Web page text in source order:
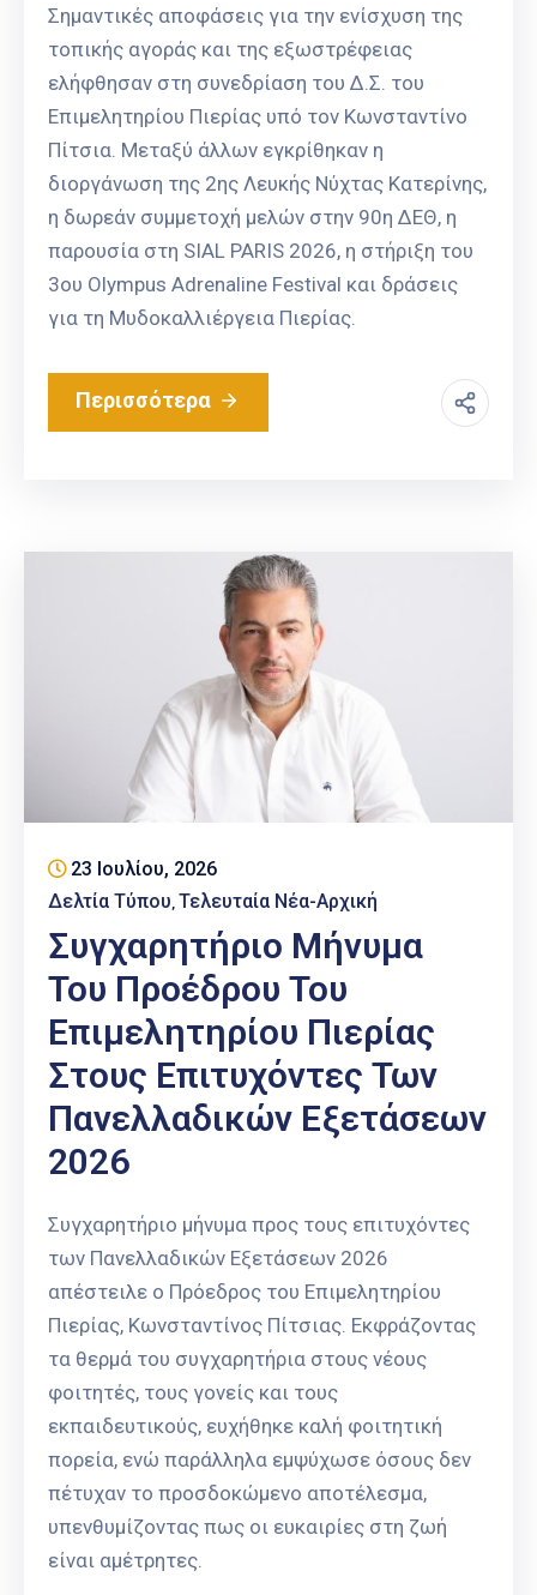
Σημαντικές αποφάσεις για την ενίσχυση της
τοπικής αγοράς και της εξωστρέφειας
ελήφθησαν στη συνεδρίαση του Δ.Σ. του
Επιμελητηρίου Πιερίας υπό τον Κωνσταντίνο
Πίτσια. Μεταξύ άλλων εγκρίθηκαν η
διοργάνωση της 2ης Λευκής Νύχτας Κατερίνης,
η δωρεάν συμμετοχή μελών στην 90η ΔΕΘ, η
παρουσία στη SIAL PARIS 2026, η στήριξη του
3ου Olympus Adrenaline Festival και δράσεις
για τη Μυδοκαλλιέργεια Πιερίας.
Περισσότερα
23 Ιουλίου, 2026
Δελτία Τύπου Τελευταία Νέα-Αρχική
Συγχαρητήριο Μήνυμα
Του Προέδρου Του
Επιμελητηρίου Πιερίας
Στους Επιτυχόντες Των
Πανελλαδικών Εξετάσεων
2026
Συγχαρητήριο μήνυμα προς τους επιτυχόντες
των Πανελλαδικών Εξετάσεων 2026
απέστειλε ο Πρόεδρος του Επιμελητηρίου
Πιερίας, Κωνσταντίνος Πίτσιας. Εκφράζοντας
τα θερμά του συγχαρητήρια στους νέους
φοιτητές, τους γονείς και τους
εκπαιδευτικούς, ευχήθηκε καλή φοιτητική
πορεία, ενώ παράλληλα εμψύχωσε όσους δεν
πέτυχαν το προσδοκώμενο αποτέλεσμα,
υπενθυμίζοντας πως οι ευκαιρίες στη ζωή
είναι αμέτρητες.